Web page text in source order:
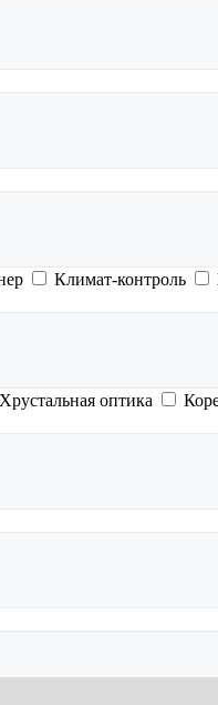
Климат-контроль
Хрустальная оптика